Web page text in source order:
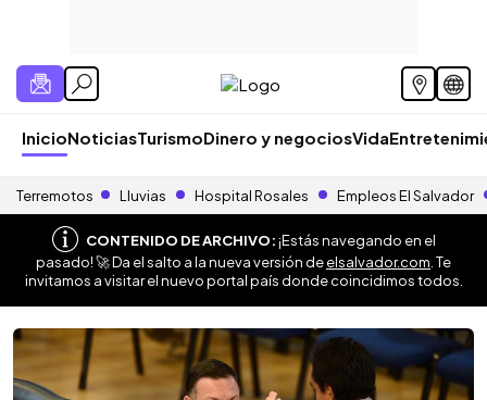
InicioNoticiasTurismoDinero y negociosVida
Terremotos Lluvias Hospital Rosales Empleos El Salvador
CONTENIDO DE ARCHIVO:¡Estás navegando en el
pasado! 🚀 Da el salto a la nueva versión deelsalvador.com . Te
invitamos a visitar el nuevo portal país donde coincidimos todos.